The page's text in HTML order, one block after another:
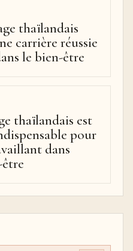
thaïlandais
carrière réussie
le bien-être
thaïlandais est
pour
dans